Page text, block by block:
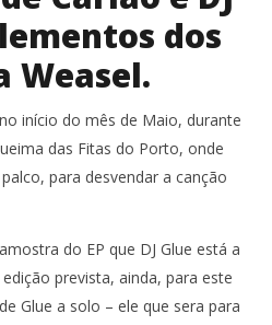
dos
Weasel.
início do mês de Maio, durante
das Fitas do Porto, onde
para desvendar a canção
do EP que DJ Glue está a
prevista, ainda, para este
Glue a solo – ele que sera para